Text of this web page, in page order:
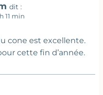
dit :
11 min
cone est excellente.
cette fin d’année.